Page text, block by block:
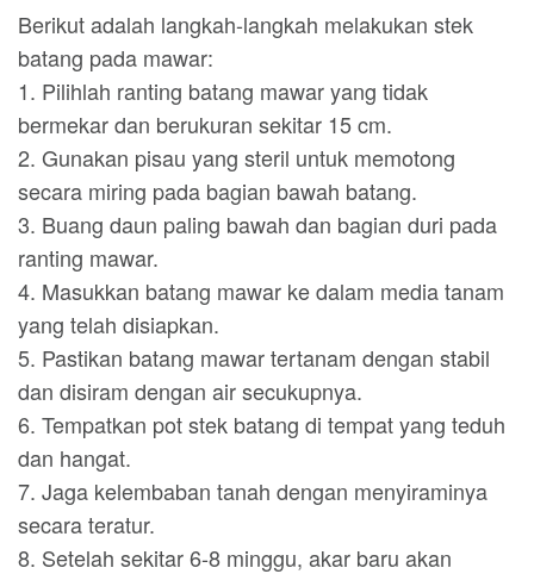
Berikut adalah langkah-langkah melakukan stek
batang pada mawar:
1. Pilihlah ranting batang mawar yang tidak
bermekar dan berukuran sekitar 15 cm.
2. Gunakan pisau yang steril untuk memotong
secara miring pada bagian bawah batang.
3. Buang daun paling bawah dan bagian duri pada
ranting mawar.
4. Masukkan batang mawar ke dalam media tanam
yang telah disiapkan.
5. Pastikan batang mawar tertanam dengan stabil
dan disiram dengan air secukupnya.
6. Tempatkan pot stek batang di tempat yang teduh
dan hangat.
7. Jaga kelembaban tanah dengan menyiraminya
secara teratur.
8. Setelah sekitar 6-8 minggu, akar baru akan